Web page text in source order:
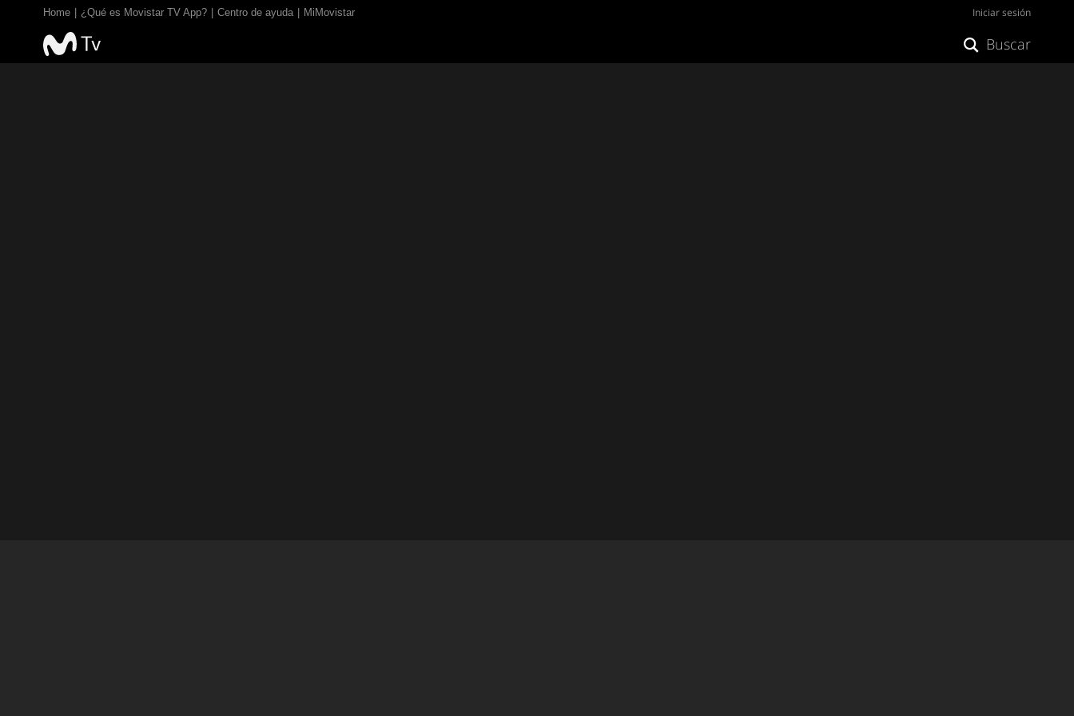
Home ¿Qué es Movistar TV App? Centro de ayuda MiMovistar Iniciar sesión
Buscar